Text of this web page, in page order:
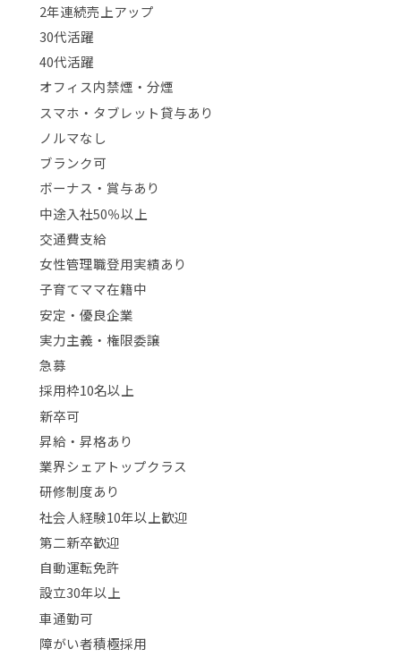
2年連続売上アップ
30代活躍
40代活躍
オフィス内禁煙・分煙
スマホ・タブレット貸与あり
ノルマなし
ブランク可
ボーナス・賞与あり
中途入社50％以上
交通費支給
女性管理職登用実績あり
子育てママ在籍中
安定・優良企業
実力主義・権限委譲
急募
採用枠10名以上
新卒可
昇給・昇格あり
業界シェアトップクラス
研修制度あり
社会人経験10年以上歓迎
第二新卒歓迎
自動運転免許
設立30年以上
車通勤可
障がい者積極採用